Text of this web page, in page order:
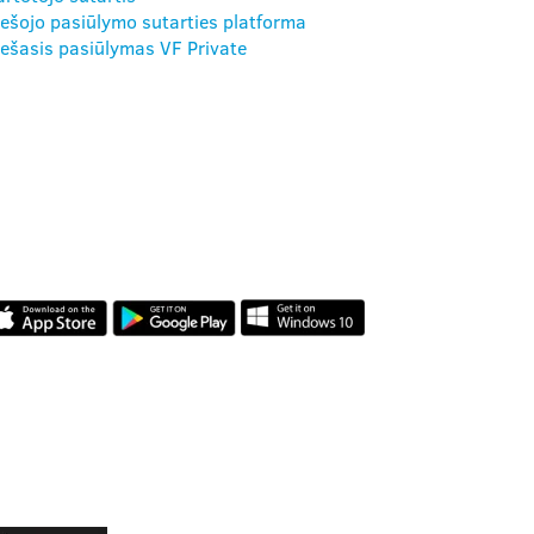
pasiūlymo sutarties platforma
pasiūlymas VF Private